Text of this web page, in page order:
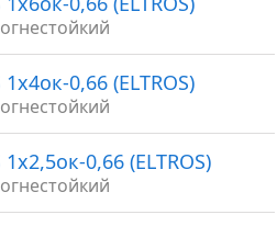
0,66 (ELTROS)
0,66 (ELTROS)